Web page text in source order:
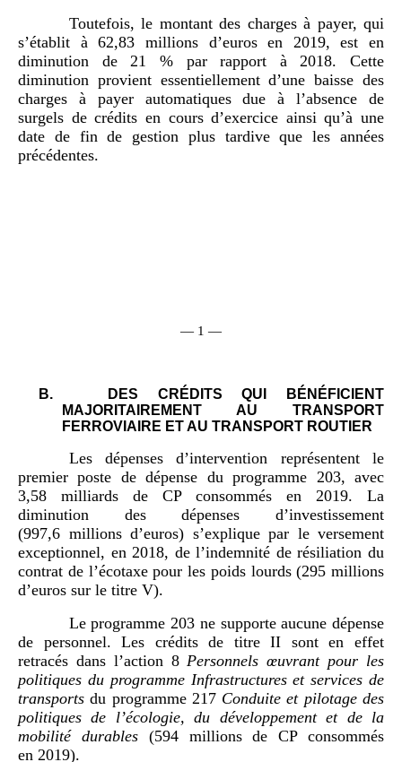
Toutefois, le montant des charges à payer, qui
s’établit à 62,83 millions d’euros en 2019, est en
diminution de 21 % par rapport à 2018. Cette
diminution provient essentiellement d’une baisse des
charges à payer automatiques due à l’absence de
surgels de crédits en cours d’exercice ainsi qu’à une
date de fin de gestion plus tardive que les années
précédentes.
— 1 —
B.
DES CRÉDITS QUI BÉNÉFICIENT
MAJORITAIREMENT AU TRANSPORT
FERROVIAIRE ET AU TRANSPORT ROUTIER
Les dépenses d’intervention représentent le
premier poste de dépense du programme 203, avec
3,58 milliards de CP consommés en 2019. La
diminution des dépenses d’investissement
(997,6 millions d’euros) s’explique par le versement
exceptionnel, en 2018, de l’indemnité de résiliation du
contrat de l’écotaxe pour les poids lourds (295 millions
d’euros sur le titre V).
Le programme 203 ne supporte aucune dépense
de personnel. Les crédits de titre II sont en effet
retracés dans l’action 8 Personnels œuvrant pour les
politiques du programme Infrastructures et services de
transportsdu programme 217Conduite et pilotage des
politiques de l’écologie, du développement et de la
mobilité durables(594 millions de CP consommés
en 2019).